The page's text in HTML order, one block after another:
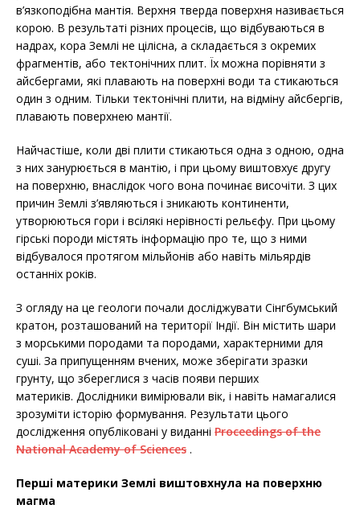
в’язкоподібна мантія. Верхня тверда поверхня називається
корою. В результаті різних процесів, що відбуваються в
надрах, кора Землі не цілісна, а складається з окремих
фрагментів, або тектонічних плит. Їх можна порівняти з
айсбергами, які плавають на поверхні води та стикаються
один з одним. Тільки тектонічні плити, на відміну айсбергів,
плавають поверхнею мантії.
Найчастіше, коли дві плити стикаються одна з одною, одна
з них занурюється в мантію, і при цьому виштовхує другу
на поверхню, внаслідок чого вона починає височіти. З цих
причин Землі з’являються і зникають континенти,
утворюються гори і всілякі нерівності рельєфу. При цьому
гірські породи містять інформацію про те, що з ними
відбувалося протягом мільйонів або навіть мільярдів
останніх років.
З огляду на це геологи почали досліджувати Сінгбумський
кратон, розташований на території Індії. Він містить шари
з морськими породами та породами, характерними для
суші. За припущенням вчених, може зберігати зразки
грунту, що збереглися з часів появи перших
материків. Дослідники вимірювали вік, і навіть намагалися
зрозуміти історію формування. Результати цього
дослідження опубліковані у виданні Proceedings of the
National Academy of Sciences .
Перші материки Землі виштовхнула на поверхню
магма